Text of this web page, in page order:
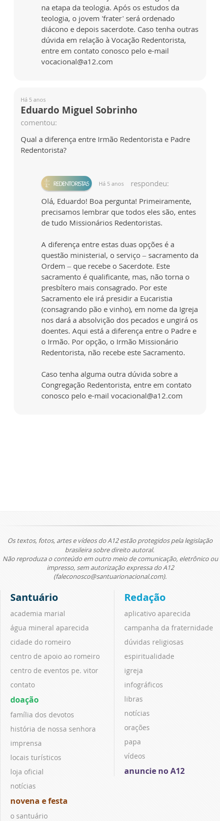
na etapa da teologia. Após os estudos da
teologia, o jovem 'frater' será ordenado
diácono e depois sacerdote. Caso tenha outras
dúvida em relação à Vocação Redentorista,
entre em contato conosco pelo e-mail
vocacional@a12.com
Há 5 anos
Eduardo Miguel Sobrinho
comentou:
Qual a diferença entre Irmão Redentorista e Padre
Redentorista?
Há 5 anos
respondeu:
Olá, Eduardo! Boa pergunta! Primeiramente,
precisamos lembrar que todos eles são, entes
de tudo Missionários Redentoristas.
A diferença entre estas duas opções é a
questão ministerial, o serviço – sacramento da
Ordem – que recebe o Sacerdote. Este
sacramento é qualificante, mas, não torna o
presbítero mais consagrado. Por este
Sacramento ele irá presidir a Eucaristia
(consagrando pão e vinho), em nome da Igreja
nos dará a absolvição dos pecados e ungirá os
doentes. Aqui está a diferença entre o Padre e
o Irmão. Por opção, o Irmão Missionário
Redentorista, não recebe este Sacramento.
Caso tenha alguma outra dúvida sobre a
Congregação Redentorista, entre em contato
conosco pelo e-mail vocacional@a12.com
Os textos, fotos, artes e vídeos do A12 estão protegidos pela legislação
brasileira sobre direito autoral.
Não reproduza o conteúdo em outro meio de comunicação, eletrônico ou
impresso, sem autorização expressa do A12
(faleconosco@santuarionacional.com).
Santuário
academia marial
água mineral aparecida
cidade do romeiro
centro de apoio ao romeiro
centro de eventos pe. vitor
contato
doação
família dos devotos
história de nossa senhora
imprensa
locais turísticos
loja oficial
notícias
novena e festa
o santuário
Redação
aplicativo aparecida
campanha da fraternidade
dúvidas religiosas
espiritualidade
igreja
infográficos
libras
notícias
orações
papa
vídeos
anuncie no A12